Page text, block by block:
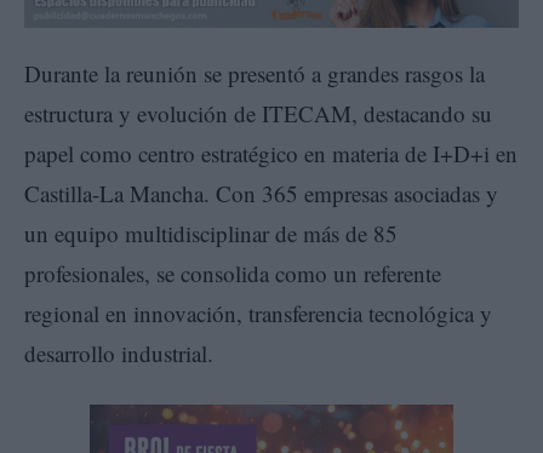
Durante la reunión se presentó a grandes rasgos la
estructura y evolución de ITECAM, destacando su
papel como centro estratégico en materia de I+D+i en
Castilla-La Mancha. Con 365 empresas asociadas y
un equipo multidisciplinar de más de 85
profesionales, se consolida como un referente
regional en innovación, transferencia tecnológica y
desarrollo industrial.